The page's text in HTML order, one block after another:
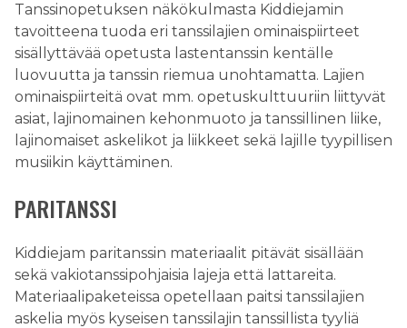
Tanssinopetuksen näkökulmasta Kiddiejamin
tavoitteena tuoda eri tanssilajien ominaispiirteet
sisällyttävää opetusta lastentanssin kentälle
luovuutta ja tanssin riemua unohtamatta. Lajien
ominaispiirteitä ovat mm. opetuskulttuuriin liittyvät
asiat, lajinomainen kehonmuoto ja tanssillinen liike,
lajinomaiset askelikot ja liikkeet sekä lajille tyypillisen
musiikin käyttäminen.
PARITANSSI
Kiddiejam paritanssin materiaalit pitävät sisällään
sekä vakiotanssipohjaisia lajeja että lattareita.
Materiaalipaketeissa opetellaan paitsi tanssilajien
askelia myös kyseisen tanssilajin tanssillista tyyliä